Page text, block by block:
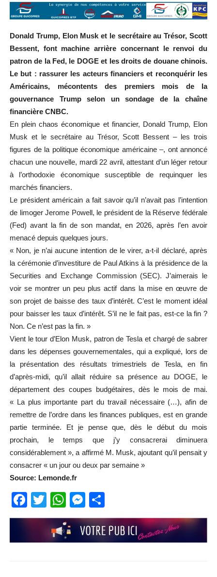
Donald Trump, Elon Musk et le secrétaire au Trésor, Scott
Bessent, font machine arrière concernant le renvoi du
patron de la Fed, le DOGE et les droits de douane chinois.
Le but : rassurer les acteurs financiers et reconquérir les
Américains, mécontents des premiers mois de la
gouvernance Trump selon un sondage de la chaîne
financière CNBC.
En plein chaos économique et financier, Donald Trump, Elon
Musk et le secrétaire au Trésor, Scott Bessent – les trois
figures de la politique économique américaine –, ont annoncé
chacun une nouvelle, mardi 22 avril, attestant d’un léger retour
à l’orthodoxie économique susceptible de requinquer les
marchés financiers.
Le président américain a fait savoir qu’il n’avait pas l’intention
de limoger Jerome Powell, le président de la Réserve fédérale
(Fed) avant la fin de son mandat, en 2026, après l’en avoir
menacé depuis quelques jours.
« Non, je n’ai aucune intention de le virer, a-t-il déclaré, après
la cérémonie d’investiture de Paul Atkins à la présidence de la
Securities and Exchange Commission (SEC). J’aimerais le
voir se montrer un peu plus actif dans la mise en œuvre de
son projet de baisse des taux d’intérêt. C’est le moment idéal
pour baisser les taux d’intérêt. S’il ne le fait pas, est-ce la fin ?
Non. Ce n’est pas la fin. »
Vient le tour d’Elon Musk, patron de Tesla et chargé de sabrer
dans les dépenses gouvernementales, qui a expliqué, lors de
la présentation des résultats trimestriels de Tesla, en fin
d’après-midi, qu’il allait réduire sa présence au DOGE, le
département des coupes budgétaires, dès le mois de mai.
« La plus importante part du travail nécessaire (…), afin de
remettre de l’ordre dans les finances publiques, est en grande
partie terminée. Et je pense que, dès le début du mois
prochain, le temps que j’y consacrerai diminuera
considérablement », a affirmé M. Musk, ajoutant qu’il pensait y
consacrer « un jour ou deux par semaine »
Source: Lemonde.fr
Facebook
TwitterWhatsApp
Messenger